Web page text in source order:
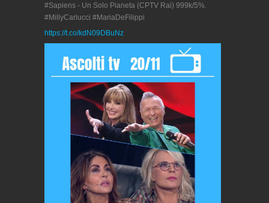
#Sapiens - Un Solo Pianeta (CPTV Rai) 999k/5%.
#MillyCarlucci #MariaDeFilippi
https://t.co/kdN09DBuNz